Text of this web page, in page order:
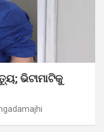
ଭିଟାମାଟିକୁ